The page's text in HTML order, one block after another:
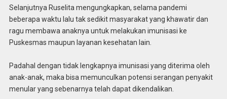
Selanjutnya Ruselita mengungkapkan, selama pandemi
beberapa waktu lalu tak sedikit masyarakat yang khawatir dan
ragu membawa anaknya untuk melakukan imunisasi ke
Puskesmas maupun layanan kesehatan lain.
Padahal dengan tidak lengkapnya imunisasi yang diterima oleh
anak-anak, maka bisa memunculkan potensi serangan penyakit
menular yang sebenarnya telah dapat dikendalikan.